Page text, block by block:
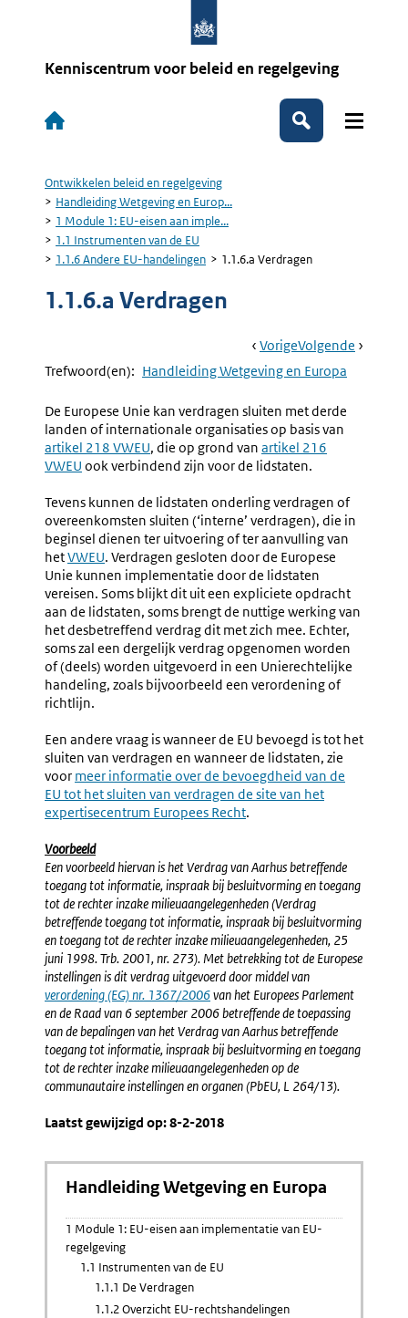
Kenniscentrum voor beleid en regelgeving
Hoofdnavigatie
Zoeken
Kruimelpad
Ontwikkelen beleid en regelgeving
Handleiding Wetgeving en Europ...
1 Module 1: EU-eisen aan imple...
1.1 Instrumenten van de EU
1.1.6 Andere EU-handelingen
1.1.6.a Verdragen
1.1.6.a Verdragen
Book
Navigation
Ga
Naar
VorigePagina:
1.1.6
Andere
Handelingen
Ga
Naar
Volgende Pagina:
Trefwoord(en): Handleiding Wetgeving en Europa
De Europese Unie kan verdragen sluiten met derde
landen of internationale organisaties op basis van
artikel 218 VWEU, die op grond van Externe
link:
artikel 216
VWEU ook verbindend zijn voor de lidstaten.
Tevens kunnen de lidstaten onderling verdragen of
overeenkomsten sluiten (‘interne’ verdragen), die in
beginsel dienen ter uitvoering of ter aanvulling van
hetExterne
link:
VWEU. Verdragen gesloten door de Europese
Unie kunnen implementatie door de lidstaten
vereisen. Soms blijkt dit uit een expliciete opdracht
aan de lidstaten, soms brengt de nuttige werking van
het desbetreffend verdrag dit met zich mee. Echter,
soms zal een dergelijk verdrag opgenomen worden
of (deels) worden uitgevoerd in een Unierechtelijke
handeling, zoals bijvoorbeeld een verordening of
richtlijn.
Een andere vraag is wanneer de EU bevoegd is tot het
sluiten van verdragen en wanneer de lidstaten, zie
voor Externe
link:
meer informatie over de bevoegdheid van de
EU tot het sluiten van verdragen de site van het
expertisecentrum Europees Recht.
Voorbeeld
Een voorbeeld hiervan is het Verdrag van Aarhus betreffende
toegang tot informatie, inspraak bij besluitvorming en toegang
tot de rechter inzake milieuaangelegenheden (Verdrag
betreffende toegang tot informatie, inspraak bij besluitvorming
en toegang tot de rechter inzake milieuaangelegenheden, 25
juni 1998. Trb. 2001, nr. 273). Met betrekking tot de Europese
instellingen is dit verdrag uitgevoerd door middel van
link:
verordening (EG) nr. 1367/2006van het Europees Parlement
en de Raad van 6 september 2006 betreffende de toepassing
van de bepalingen van het Verdrag van Aarhus betreffende
toegang tot informatie, inspraak bij besluitvorming en toegang
tot de rechter inzake milieuaangelegenheden op de
communautaire instellingen en organen (PbEU, L 264/13).
Laatst gewijzigd op: 8-2-2018
Handleiding Wetgeving en Europa
1 Module 1: EU-eisen aan implementatie van EU-
regelgeving
1.1 Instrumenten van de EU
1.1.1 De Verdragen
1.1.2 Overzicht EU-rechtshandelingen